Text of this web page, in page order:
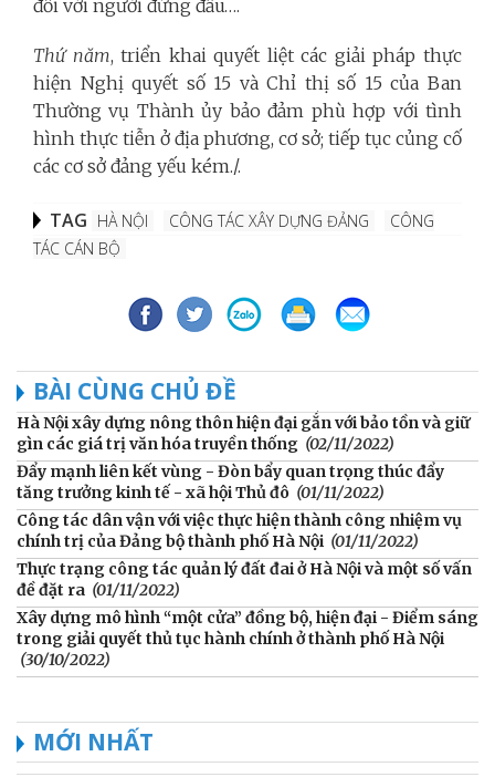
đối với người đứng đầu….
Thứ năm, triển khai quyết liệt các giải pháp thực
hiện Nghị quyết số 15 và Chỉ thị số 15 của Ban
Thường vụ Thành ủy bảo đảm phù hợp với tình
hình thực tiễn ở địa phương, cơ sở; tiếp tục củng cố
các cơ sở đảng yếu kém./.
TAG HÀ NỘI CÔNG TÁC XÂY DỰNG ĐẢNG
CÔNG
TÁC CÁN BỘ
BÀI CÙNG CHỦ ĐỀ
Hà Nội xây dựng nông thôn hiện đại gắn với bảo tồn và giữ
gìn các giá trị văn hóa truyền thống (02/11/2022)
Đẩy mạnh liên kết vùng - Đòn bẩy quan trọng thúc đẩy
tăng trưởng kinh tế - xã hội Thủ đô (01/11/2022)
Công tác dân vận với việc thực hiện thành công nhiệm vụ
chính trị của Đảng bộ thành phố Hà Nội (01/11/2022)
Thực trạng công tác quản lý đất đai ở Hà Nội và một số vấn
đề đặt ra (01/11/2022)
Xây dựng mô hình “một cửa” đồng bộ, hiện đại - Điểm sáng
trong giải quyết thủ tục hành chính ở thành phố Hà Nội
(30/10/2022)
MỚI NHẤT